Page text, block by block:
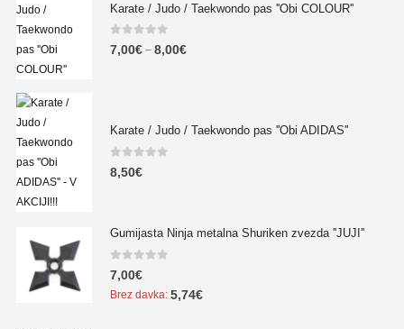
Karate / Judo / Taekwondo pas ''Obi COLOUR''
0out of 5
7,00€ – 8,00€
Karate / Judo / Taekwondo pas ''Obi ADIDAS''
0 out of 5
8,50€
Gumijasta Ninja metalna Shuriken zvezda ''JUJI''
0out of 5
7,00€
Brez davka: 5,74€